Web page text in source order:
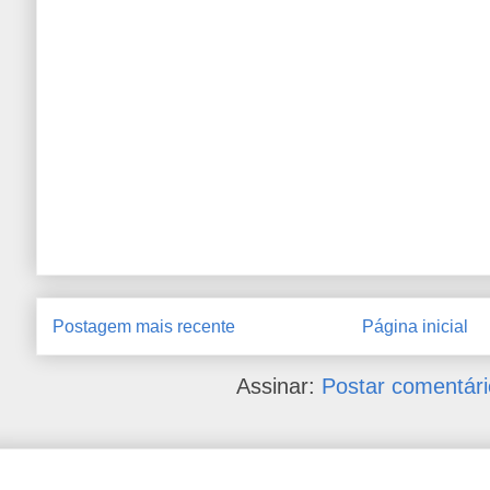
Postagem mais recente Página inicial
Assinar: Postar